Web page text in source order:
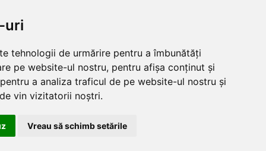
uri
tehnologii de urmărire pentru a îmbunătăți
pe website-ul nostru, pentru afișa conținut și
a analiza traficul de pe website-ul nostru și
vin vizitatorii noștri.
Vreau să schimb setările